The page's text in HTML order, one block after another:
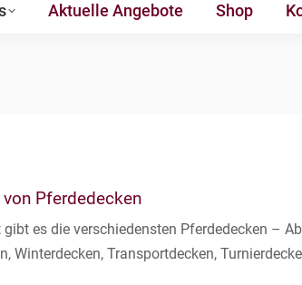
Aktuelle Angebote Shop
Pferdedecken
gibt es die verschiedensten Pferdedecken –
Winterdecken, Transportdecken,